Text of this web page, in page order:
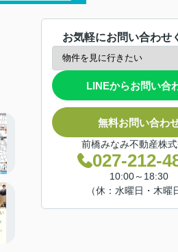
お気軽にお問い合わせ
LINEからお問い合
無料お問い合わ
前橋みなみ不動産株
027-212-
10:00～18:30
（休：水曜日・木曜